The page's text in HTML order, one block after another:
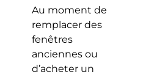
Au moment de
remplacer des
fenêtres
anciennes ou
d’acheter un